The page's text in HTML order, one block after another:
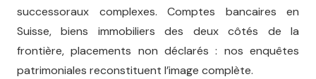
successoraux complexes. Comptes bancaires en
Suisse, biens immobiliers des deux côtés de la
frontière, placements non déclarés : nos enquêtes
patrimoniales reconstituent l’image complète.